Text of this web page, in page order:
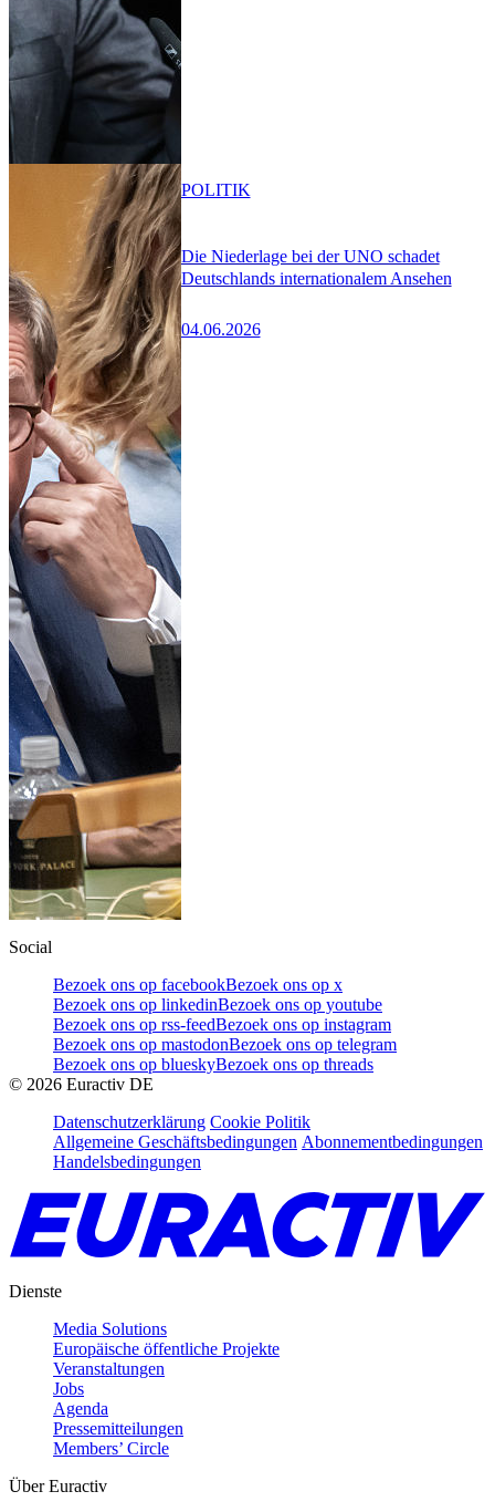
Die Niederlage bei der UNO schadet
Deutschlands internationalem Ansehen
04.06.2026
POLITIK
Social
Bezoek ons op facebookBezoek ons op x
Bezoek ons op linkedinBezoek ons op youtube
Bezoek ons op rss-feedBezoek ons op instagram
Bezoek ons op mastodonBezoek ons op telegram
Bezoek ons op blueskyBezoek ons op threads
© 2026 Euractiv DE
Datenschutzerklärung Cookie Politik
Allgemeine Geschäftsbedingungen Abonnementbedingungen
Handelsbedingungen
Dienste
Media Solutions
Europäische öffentliche Projekte
Veranstaltungen
Jobs
Agenda
Pressemitteilungen
Members’ Circle
Über Euractiv